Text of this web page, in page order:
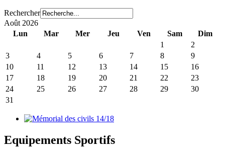
Rechercher
Août 2026
Lun
Mar Mer Jeu Ven Sam
Dim
1
2
3
4 5 6 7 8
9
10
11 12 13 14 15
16
17
18 19 20 21 22
23
24
25 26 27 28 29
30
31
Equipements Sportifs